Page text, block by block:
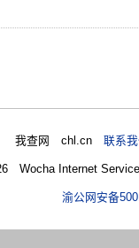
我查网 chl.cn联系
Wocha Internet
渝公网安备